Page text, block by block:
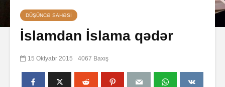
DÜŞÜNCƏ SAHƏSI
İslamdan İslama qədər
15 Oktyabr 2015 4067 Baxış